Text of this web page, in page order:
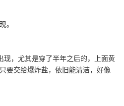
。
现，尤其是穿了半年之后的，上面黄
要交给爆炸盐，依旧能清洁，好像